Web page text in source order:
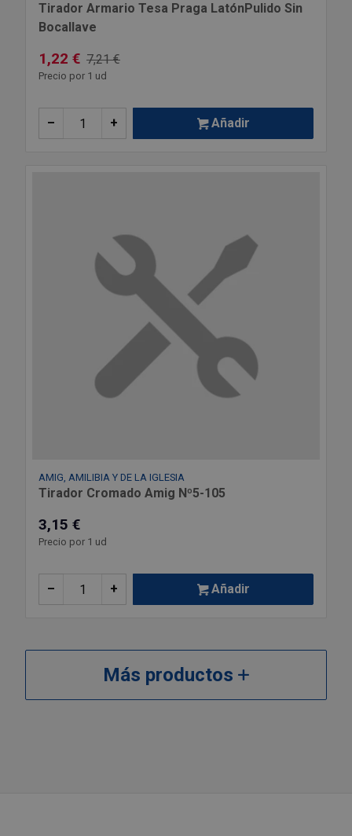
Tirador Armario Tesa Praga LatónPulido Sin
Bocallave
1,22 € 7,21 €
Precio por 1 ud
+
– Añadir
AMIG, AMILIBIA Y DE LA IGLESIA
Tirador Cromado Amig Nº5-105
3,15 €
Precio por 1 ud
+
– Añadir
Más productos